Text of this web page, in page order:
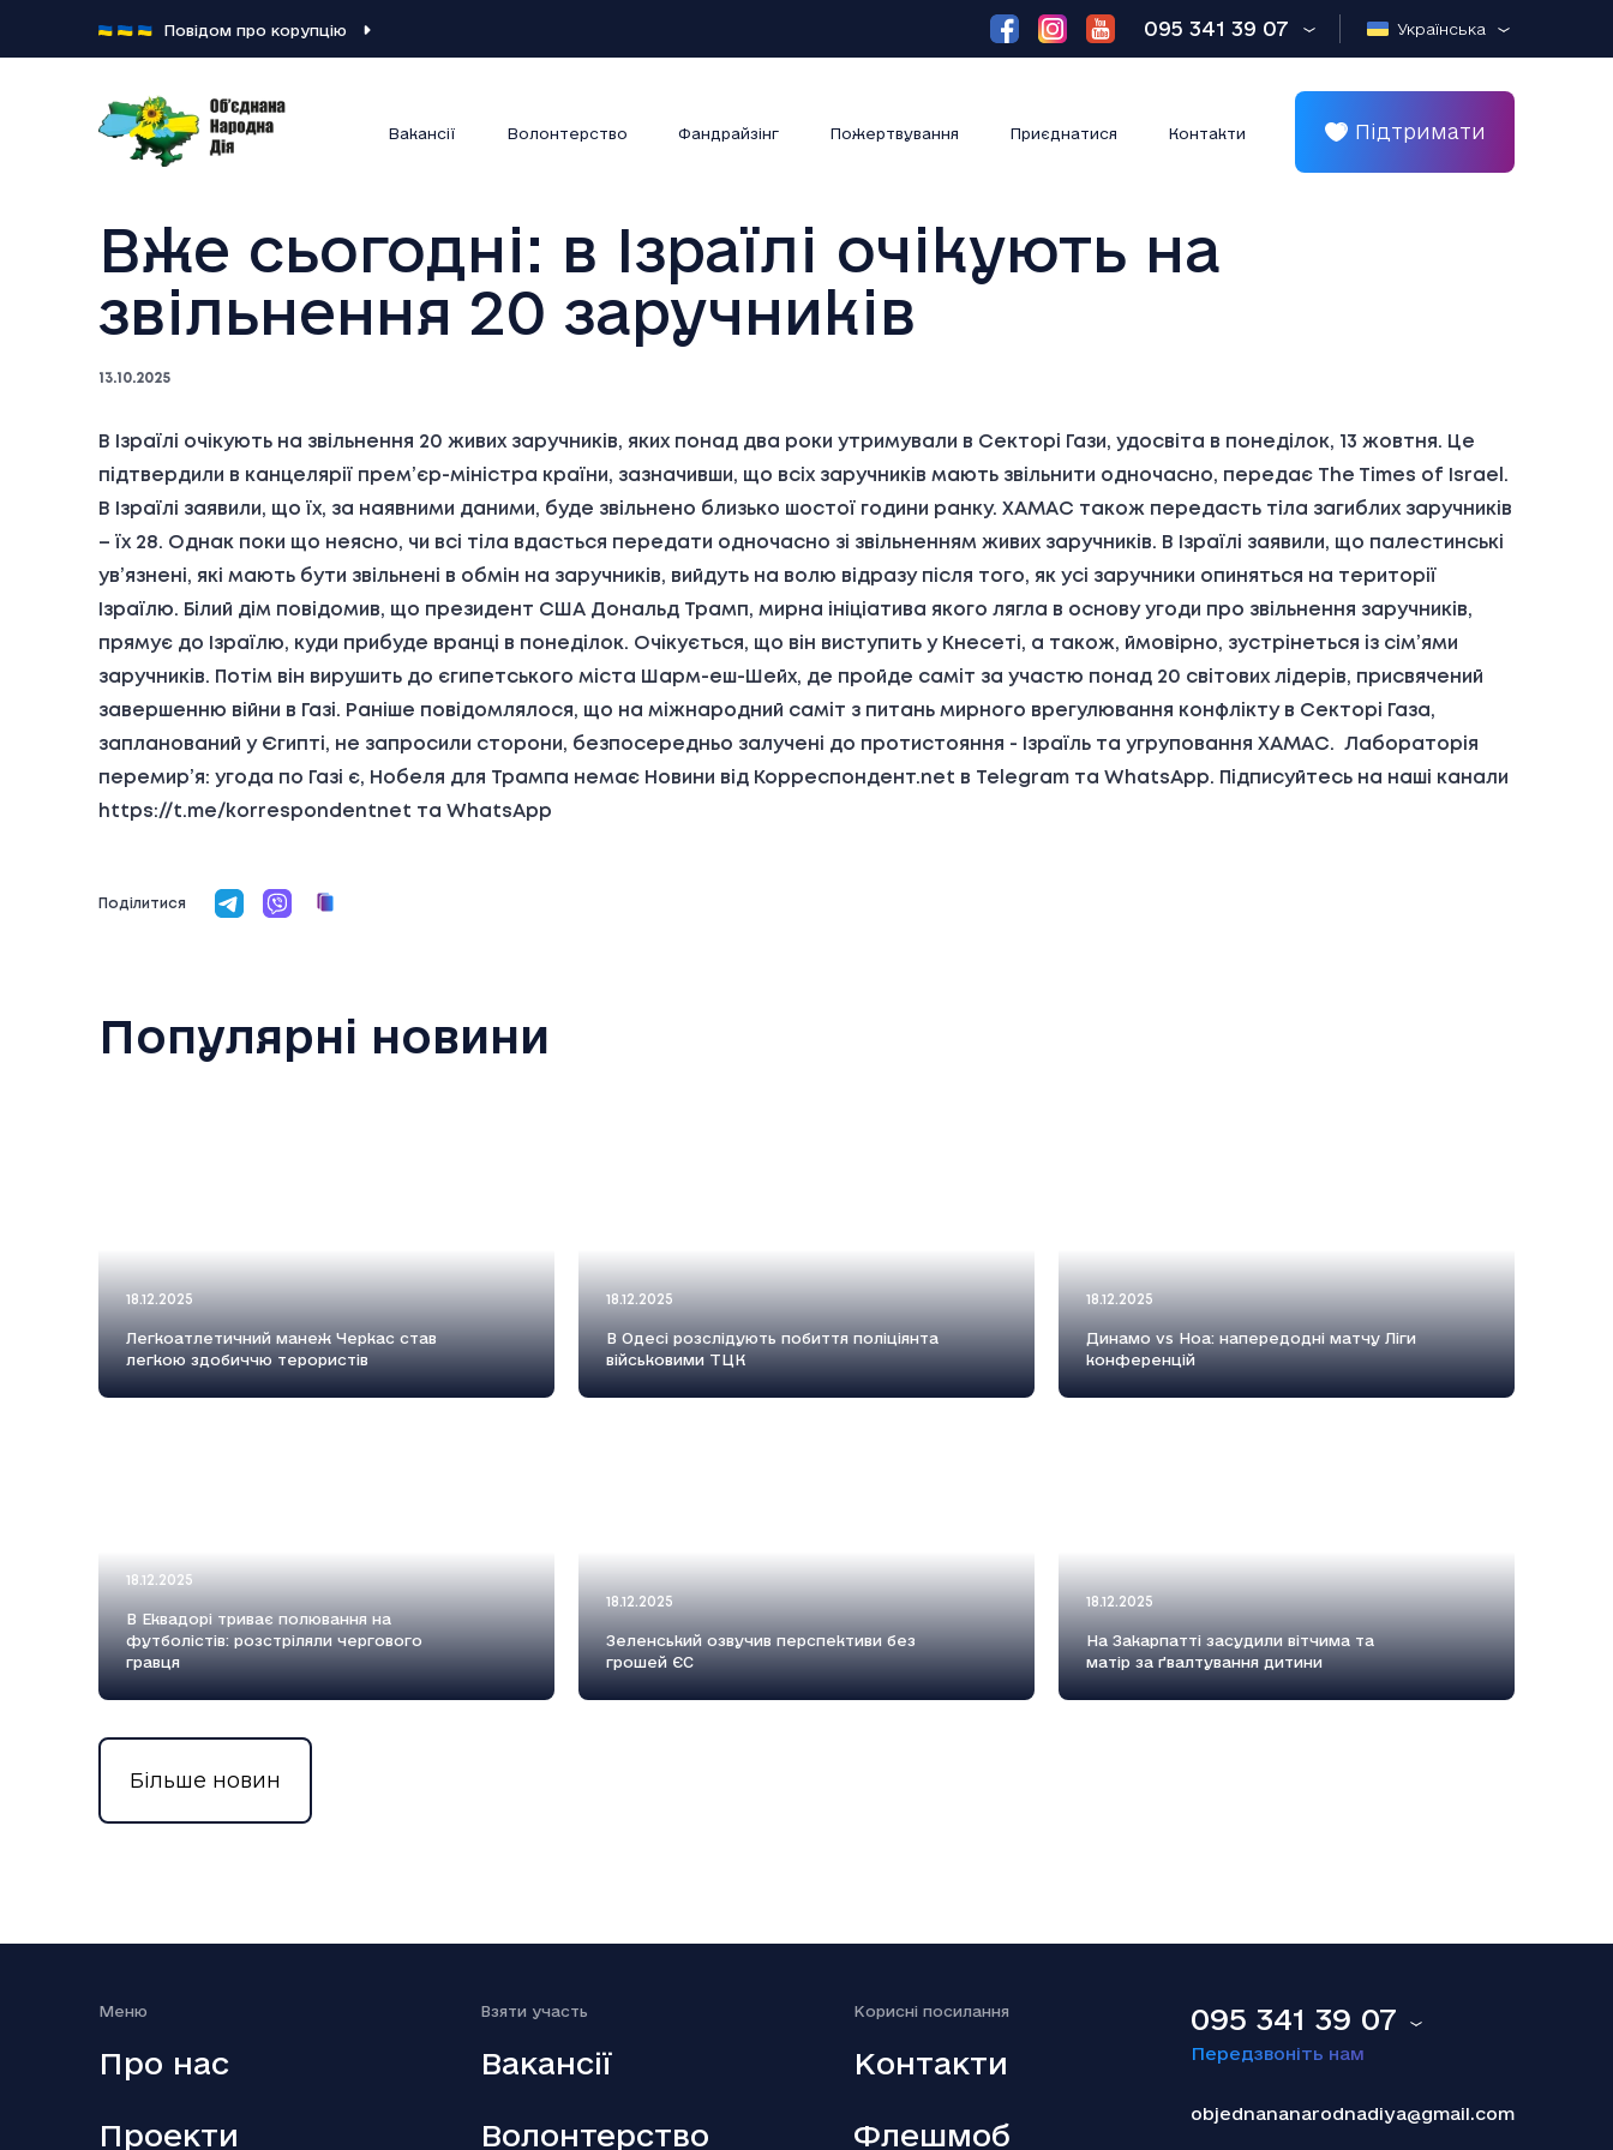
Повідом про корупцію 095 341 39 07 Українська
Вакансії Волонтерство Фандрайзінг Пожертвування Приєднатися Контакти Підтримати
Вже сьогодні: в Ізраїлі очікують на
звільнення 20 заручників
13.10.2025
В Ізраїлі очікують на звільнення 20 живих заручників, яких понад два роки утримували в Секторі Гази, удосвіта в понеділок, 13 жовтня. Це
підтвердили в канцелярії прем’єр-міністра країни, зазначивши, що всіх заручників мають звільнити одночасно, передає The Times of Israel.
В Ізраїлі заявили, що їх, за наявними даними, буде звільнено близько шостої години ранку. ХАМАС також передасть тіла загиблих заручників
– їх 28. Однак поки що неясно, чи всі тіла вдасться передати одночасно зі звільненням живих заручників. В Ізраїлі заявили, що палестинські
ув’язнені, які мають бути звільнені в обмін на заручників, вийдуть на волю відразу після того, як усі заручники опиняться на території
Ізраїлю. Білий дім повідомив, що президент США Дональд Трамп, мирна ініціатива якого лягла в основу угоди про звільнення заручників,
прямує до Ізраїлю, куди прибуде вранці в понеділок. Очікується, що він виступить у Кнесеті, а також, ймовірно, зустрінеться із сім’ями
заручників. Потім він вирушить до єгипетського міста Шарм-еш-Шейх, де пройде саміт за участю понад 20 світових лідерів, присвячений
завершенню війни в Газі. Раніше повідомлялося, що на міжнародний саміт з питань мирного врегулювання конфлікту в Секторі Газа,
запланований у Єгипті, не запросили сторони, безпосередньо залучені до протистояння - Ізраїль та угруповання ХАМАС. Лабораторія
перемир’я: угода по Газі є, Нобеля для Трампа немає Новини від Корреспондент.net в Telegram та WhatsApp. Підписуйтесь на наші канали
https://t.me/korrespondentnet та WhatsApp
Поділитися
Популярні новини
18.12.2025
Легкоатлетичний манеж Черкас став
легкою здобиччю терористів
18.12.2025
В Одесі розслідують побиття поліціянта
військовими ТЦК
18.12.2025
Динамо vs Ноа: напередодні матчу Ліги
конференцій
18.12.2025
В Еквадорі триває полювання на
футболістів: розстріляли чергового
гравця
18.12.2025
Зеленський озвучив перспективи без
грошей ЄС
18.12.2025
На Закарпатті засудили вітчима та
матір за ґвалтування дитини
Вийшов п’ятий сезон серіалу Емілі в
Генштаб: Росія посилено атакує на
Smart Holding відзвітував про зниження
Більше новин
Меню
Про нас
Проекти
Взяти участь
Вакансії
Волонтерство
Kорисні посилання
Контакти
Флешмоб
095 341 39 07
Передзвоніть нам
objednananarodnadiya@gmail.com